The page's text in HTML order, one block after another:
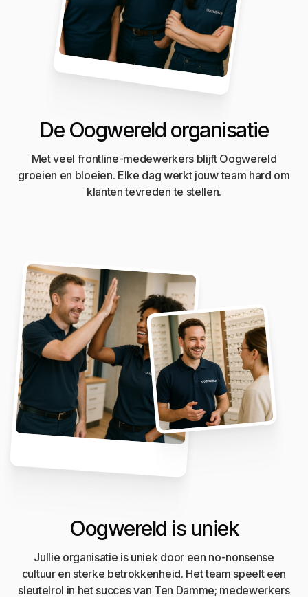
De Oogwereld organisatie
Met veel frontline-medewerkers blijft Oogwereld
groeien en bloeien. Elke dag werkt jouw team hard om
klanten tevreden te stellen.
Oogwereld is uniek
Jullie organisatie is uniek door een no-nonsense
cultuur en sterke betrokkenheid. Het team speelt een
sleutelrol in het succes van Ten Damme; medewerkers